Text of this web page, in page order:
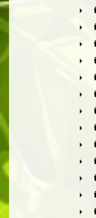
►
►
►
►
►
►
►
►
►
►
►
►
►